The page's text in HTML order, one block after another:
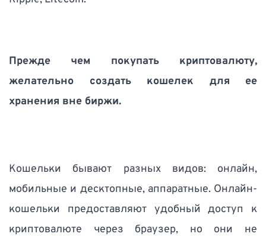
Прежде чем покупать криптовалюту,
желательно создать кошелек для ее
хранения вне биржи.
Кошельки бывают разных видов: онлайн,
мобильные и десктопные, аппаратные. Онлайн-
кошельки предоставляют удобный доступ к
криптовалюте через браузер, но они не